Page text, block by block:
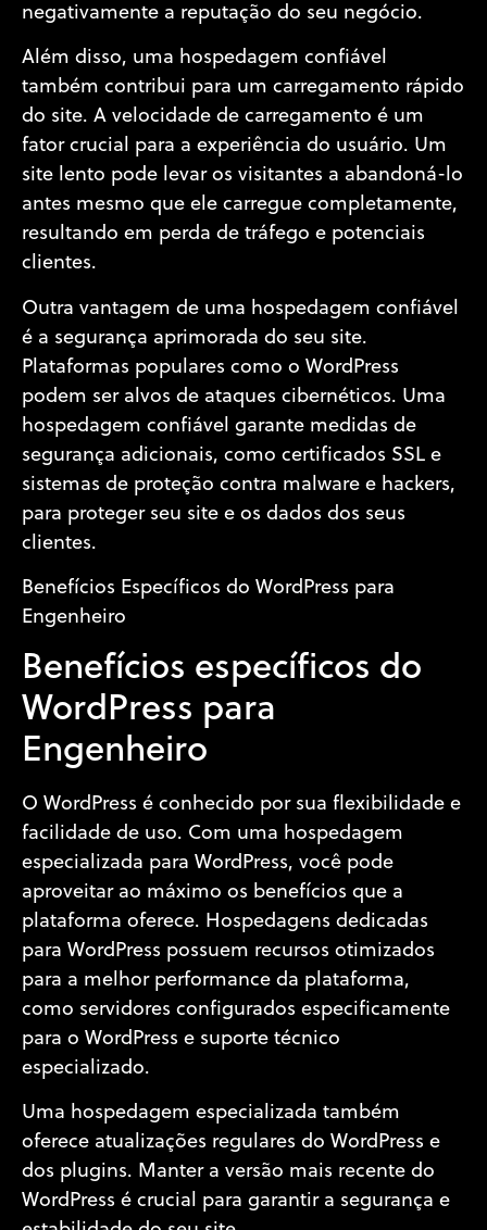
negativamente a reputação do seu negócio.
Além disso, uma hospedagem confiável
também contribui para um carregamento rápido
do site. A velocidade de carregamento é um
fator crucial para a experiência do usuário. Um
site lento pode levar os visitantes a abandoná-lo
antes mesmo que ele carregue completamente,
resultando em perda de tráfego e potenciais
clientes.
Outra vantagem de uma hospedagem confiável
é a segurança aprimorada do seu site.
Plataformas populares como o WordPress
podem ser alvos de ataques cibernéticos. Uma
hospedagem confiável garante medidas de
segurança adicionais, como certificados SSL e
sistemas de proteção contra malware e hackers,
para proteger seu site e os dados dos seus
clientes.
Benefícios Específicos do WordPress para
Engenheiro
Benefícios específicos do
WordPress para
Engenheiro
O WordPress é conhecido por sua flexibilidade e
facilidade de uso. Com uma hospedagem
especializada para WordPress, você pode
aproveitar ao máximo os benefícios que a
plataforma oferece. Hospedagens dedicadas
para WordPress possuem recursos otimizados
para a melhor performance da plataforma,
como servidores configurados especificamente
para o WordPress e suporte técnico
especializado.
Uma hospedagem especializada também
oferece atualizações regulares do WordPress e
dos plugins. Manter a versão mais recente do
WordPress é crucial para garantir a segurança e